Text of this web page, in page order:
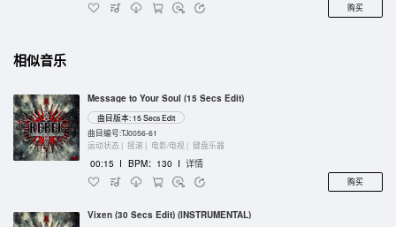
购买
相似音乐
Message to Your Soul (15 Secs Edit)
曲目版本: 15 Secs Edit
曲目编号:TJ0056-61
运动状态 | 摇滚 | 电影/电视 | 键盘乐器
00:15 I BPM：130 I 详情
购买
Vixen (30 Secs Edit) (INSTRUMENTAL)